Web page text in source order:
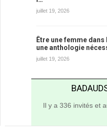
juillet 19, 2026
Être une femme
une anthologie
juillet 19, 2026
Il y a 336 invités et